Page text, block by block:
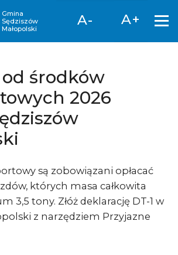
Gmina
Sędziszów
Małopolski
A- A+
środków
2026
są zobowiązani opłacać
których masa całkowita
3,5 tony. Złóż deklarację DT-1 w
z narzędziem Przyjazne